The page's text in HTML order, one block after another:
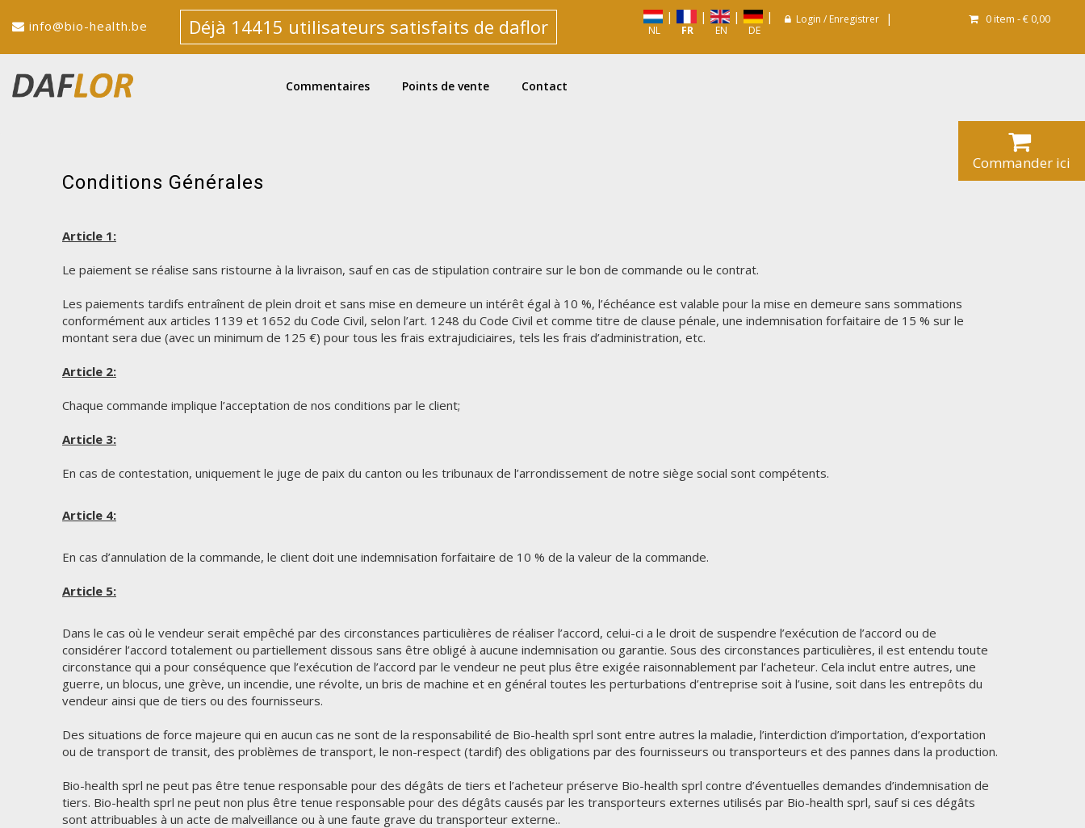
Commander ici
info@bio-health.be Déjà 14415 utilisateurs satisfaits de daflor 0item -€ 0,00
NL
|
FR
|
EN
|
DE
| Login / Enregistrer |
Commentaires Points de vente Contact
Conditions Générales
Article 1:
Le paiement se réalise sans ristourne à la livraison, sauf en cas de stipulation contraire sur le bon de commande ou le contrat.
Les paiements tardifs entraînent de plein droit et sans mise en demeure un intérêt égal à 10 %, l’échéance est valable pour la mise en demeure sans sommations
conformément aux articles 1139 et 1652 du Code Civil, selon l’art. 1248 du Code Civil et comme titre de clause pénale, une indemnisation forfaitaire de 15 % sur le
montant sera due (avec un minimum de 125 €) pour tous les frais extrajudiciaires, tels les frais d’administration, etc.
Article 2:
Chaque commande implique l’acceptation de nos conditions par le client;
Article 3:
En cas de contestation, uniquement le juge de paix du canton ou les tribunaux de l’arrondissement de notre siège social sont compétents.
Article 4:
En cas d’annulation de la commande, le client doit une indemnisation forfaitaire de 10 % de la valeur de la commande.
Article 5:
Dans le cas où le vendeur serait empêché par des circonstances particulières de réaliser l’accord, celui-ci a le droit de suspendre l’exécution de l’accord ou de
considérer l’accord totalement ou partiellement dissous sans être obligé à aucune indemnisation ou garantie. Sous des circonstances particulières, il est entendu toute
circonstance qui a pour conséquence que l’exécution de l’accord par le vendeur ne peut plus être exigée raisonnablement par l’acheteur. Cela inclut entre autres, une
guerre, un blocus, une grève, un incendie, une révolte, un bris de machine et en général toutes les perturbations d’entreprise soit à l’usine, soit dans les entrepôts du
vendeur ainsi que de tiers ou des fournisseurs.
Des situations de force majeure qui en aucun cas ne sont de la responsabilité de Bio-health sprl sont entre autres la maladie, l’interdiction d’importation, d’exportation
ou de transport de transit, des problèmes de transport, le non-respect (tardif) des obligations par des fournisseurs ou transporteurs et des pannes dans la production.
Bio-health sprl ne peut pas être tenue responsable pour des dégâts de tiers et l’acheteur préserve Bio-health sprl contre d’éventuelles demandes d’indemnisation de
tiers. Bio-health sprl ne peut non plus être tenue responsable pour des dégâts causés par les transporteurs externes utilisés par Bio-health sprl, sauf si ces dégâts
sont attribuables à un acte de malveillance ou à une faute grave du transporteur externe..